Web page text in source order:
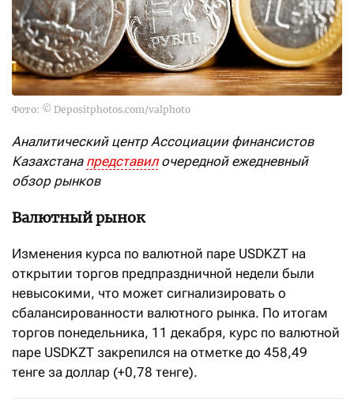
Фото: © Depositphotos.com/valphoto
Аналитический центр Ассоциации финансистов
Казахстана представилочередной ежедневный
обзор рынков
Валютный рынок
Изменения курса по валютной паре USDKZT на
открытии торгов предпраздничной недели были
невысокими, что может сигнализировать о
сбалансированности валютного рынка. По итогам
торгов понедельника, 11 декабря, курс по валютной
паре USDKZT закрепился на отметке до 458,49
тенге за доллар (+0,78 тенге).